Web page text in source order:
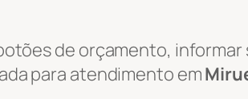
de orçamento,
para atendimento em